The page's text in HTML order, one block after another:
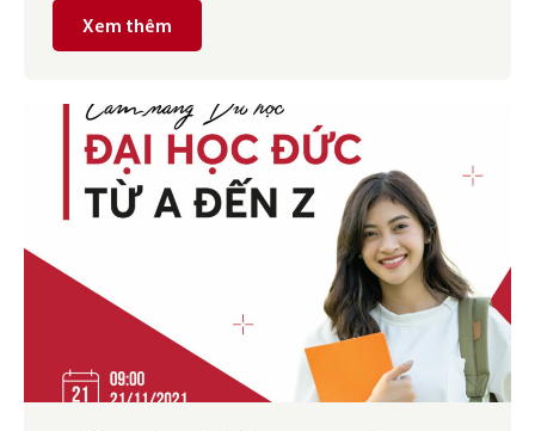
Xem thêm